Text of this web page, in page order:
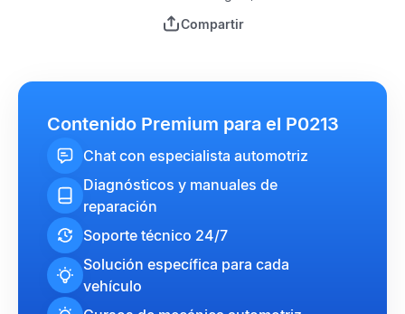
Compartir
Contenido Premium para el P0213
Chat con especialista automotriz
Diagnósticos y manuales de
reparación
Soporte técnico 24/7
Solución específica para cada
vehículo